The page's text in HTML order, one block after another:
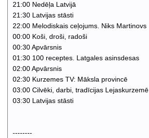
21:00 Nedēļa Latvijā
21:30 Latvijas stāsti
22:00 Melodiskais ceļojums. Niks Martinovs
00:00 Koši, droši, radoši
00:30 Apvārsnis
01:30 100 receptes. Latgales asinsdesas
02:00 Apvārsnis
02:30 Kurzemes TV: Māksla provincē
03:00 Cilvēki, darbi, tradīcijas Lejaskurzemē
03:30 Latvijas stāsti
--------